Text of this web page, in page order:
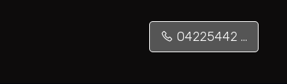
04225442 ...